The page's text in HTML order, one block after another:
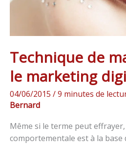
Technique de
le marketing
04/06/2015 /9 minutes de
Bernard
Même si le terme peut
comportementale est à la
!